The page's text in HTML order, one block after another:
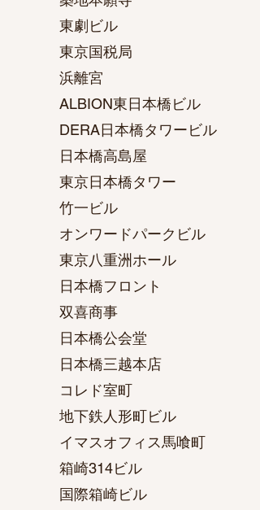
東劇ビル
東京国税局
浜離宮
ALBION東日本橋ビル
DERA日本橋タワービル
日本橋高島屋
東京日本橋タワー
竹一ビル
オンワードパークビル
東京八重洲ホール
日本橋フロント
双喜商事
日本橋公会堂
日本橋三越本店
コレド室町
地下鉄人形町ビル
イマスオフィス馬喰町
箱崎314ビル
国際箱崎ビル